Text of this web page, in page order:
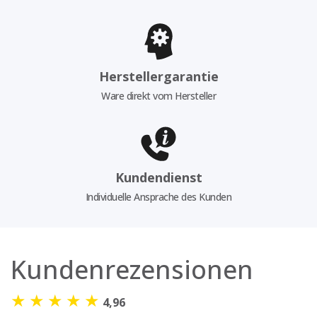
Herstellergarantie
Ware direkt vom Hersteller
Kundendienst
Individuelle Ansprache des Kunden
Kundenrezensionen
★ ★ ★ ★ ★ 4,96